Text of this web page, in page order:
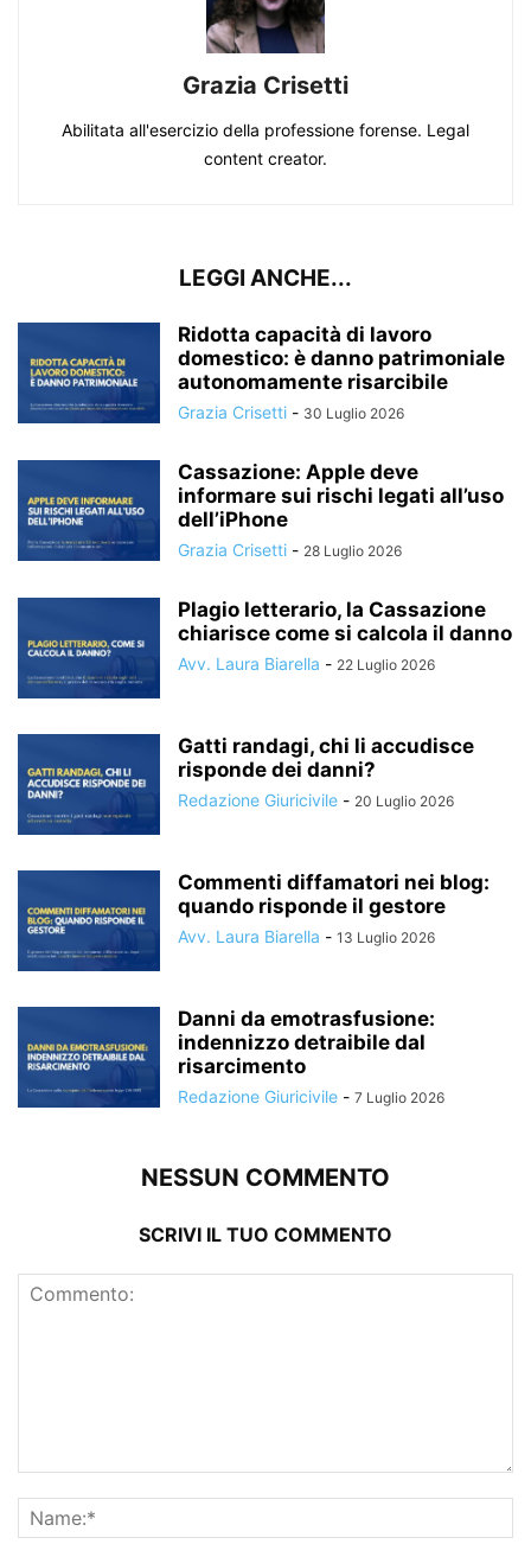
Grazia Crisetti
Abilitata all'esercizio della professione forense. Legal
content creator.
LEGGI ANCHE...
Ridotta capacità di lavoro
domestico: è danno patrimoniale
autonomamente risarcibile
Grazia Crisetti - 30 Luglio 2026
Cassazione: Apple deve
informare sui rischi legati all’uso
dell’iPhone
Grazia Crisetti - 28 Luglio 2026
Plagio letterario, la Cassazione
chiarisce come si calcola il danno
Avv. Laura Biarella - 22 Luglio 2026
Gatti randagi, chi li accudisce
risponde dei danni?
Redazione Giuricivile - 20 Luglio 2026
Commenti diffamatori nei blog:
quando risponde il gestore
Avv. Laura Biarella - 13 Luglio 2026
Danni da emotrasfusione:
indennizzo detraibile dal
risarcimento
Redazione Giuricivile - 7 Luglio 2026
NESSUN COMMENTO
SCRIVI IL TUO COMMENTO